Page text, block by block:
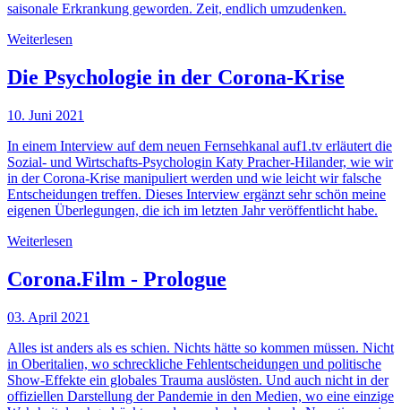
saisonale Erkrankung geworden. Zeit, endlich umzudenken.
Weiterlesen
Die Psychologie in der Corona-Krise
10. Juni 2021
In einem Interview auf dem neuen Fernsehkanal auf1.tv erläutert die
Sozial- und Wirtschafts-Psychologin Katy Pracher-Hilander, wie wir
in der Corona-Krise manipuliert werden und wie leicht wir falsche
Entscheidungen treffen. Dieses Interview ergänzt sehr schön meine
eigenen Überlegungen, die ich im letzten Jahr veröffentlicht habe.
Weiterlesen
Corona.Film - Prologue
03. April 2021
Alles ist anders als es schien. Nichts hätte so kommen müssen. Nicht
in Oberitalien, wo schreckliche Fehlentscheidungen und politische
Show-Effekte ein globales Trauma auslösten. Und auch nicht in der
offiziellen Darstellung der Pandemie in den Medien, wo eine einzige